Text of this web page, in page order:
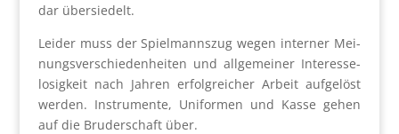
dar über­sie­delt.
Lei­der muss der Spiel­manns­zug wegen inter­ner Mei­
nungs­ver­schie­den­hei­ten und all­ge­mei­ner Inter­es­se­
lo­sig­keit nach Jah­ren erfolg­rei­cher Arbeit auf­ge­löst
wer­den. Instru­men­te, Uni­for­men und Kas­se gehen
auf die Bru­der­schaft über.